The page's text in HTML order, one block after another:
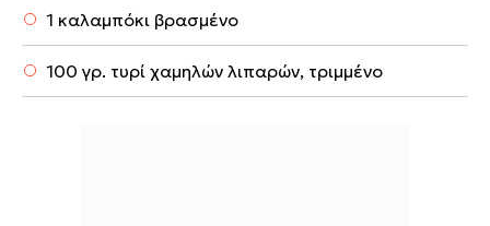
1 καλαμπόκι βρασμένο
100 γρ. τυρί χαμηλών λιπαρών, τριμμένο